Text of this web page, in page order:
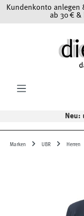
Zum Hauptinhalt
Kundenkonto anlegen
ab 30 € &
Neu:
Marken UBR Herren